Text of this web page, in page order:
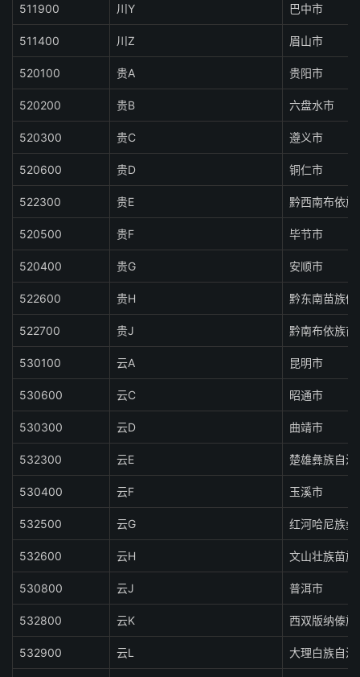
511900 川Y 巴中市
511400 川Z 眉山市
520100 贵A 贵阳市
520200 贵B 六盘水市
520300 贵C 遵义市
520600 贵D 铜仁市
522300 贵E 黔西南布依
520500 贵F 毕节市
520400 贵G 安顺市
522600 贵H 黔东南苗族侗
522700 贵J 黔南布依族苗
530100 云A 昆明市
530600 云C 昭通市
530300 云D 曲靖市
532300 云E 楚雄彝族自治
530400 云F 玉溪市
532500 云G 红河哈尼族彝
532600 云H 文山壮族苗族
530800 云J 普洱市
532800 云K 西双版纳傣族
532900 云L 大理白族自治